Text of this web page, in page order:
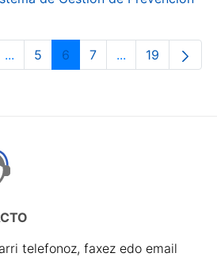
...Intermediate Pages Use TAB to
Orrialdea
5 Orrialdea
6 Orrialdea
7 ...Intermediate
Orrialdea
19
telefonoz, faxez edo email